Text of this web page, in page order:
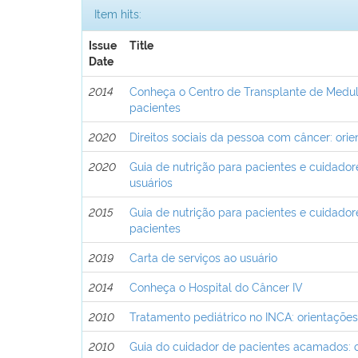
Item hits:
Issue
Date
Title
2014
Conheça o Centro de Transplante de
pacientes
2020
Direitos sociais da pessoa com câncer:
2020
Guia de nutrição para pacientes e
usuários
2015
Guia de nutrição para pacientes e
pacientes
2019
Carta de serviços ao usuário
2014
Conheça o Hospital do Câncer IV
2010
Tratamento pediátrico no INCA:
2010
Guia do cuidador de pacientes acamados: